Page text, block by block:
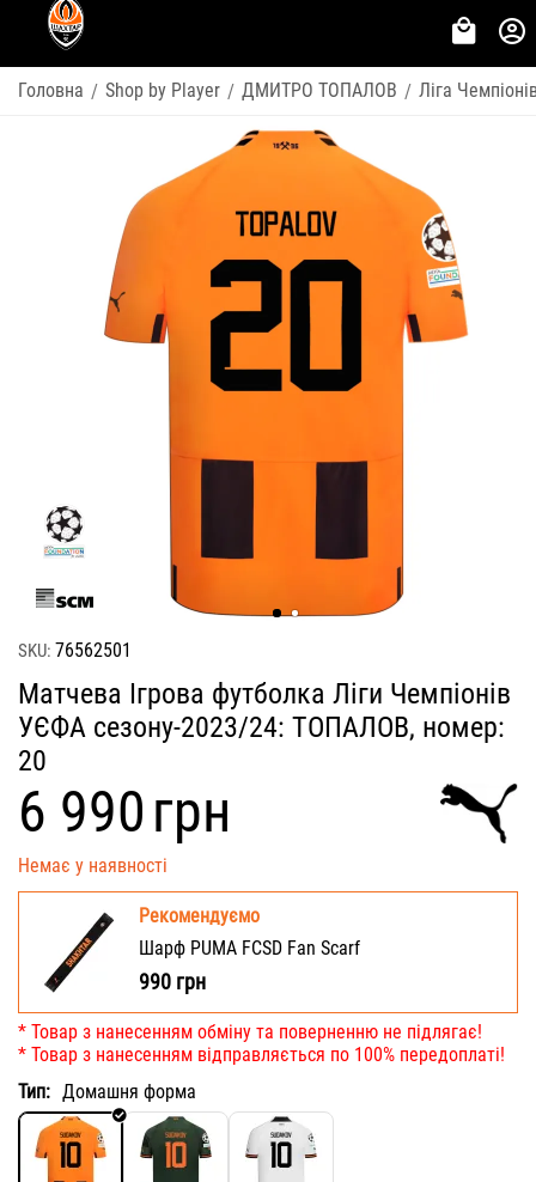
Головна / Shop by Player / ДМИТРО ТОПАЛОВ / Ліга
SKU: 76562501
Матчева Ігрова футболка Ліги Чемпіонів
УЄФА сезону-2023/24: ТОПАЛОВ, номер:
20
‍6 990‍грн
Немає у наявності
Рекомендуємо
Шарф PUMA FCSD Fan Scarf
990 грн
* Товар з нанесенням обміну та поверненню не підлягає!
* Товар з нанесенням відправляється по 100% передоплаті!
Тип: Домашня форма